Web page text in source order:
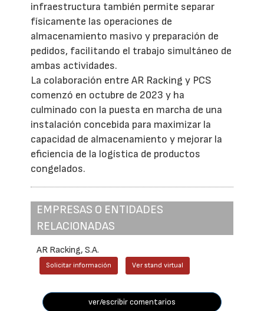
infraestructura también permite separar
físicamente las operaciones de
almacenamiento masivo y preparación de
pedidos, facilitando el trabajo simultáneo de
ambas actividades.
La colaboración entre AR Racking y PCS
comenzó en octubre de 2023 y ha
culminado con la puesta en marcha de una
instalación concebida para maximizar la
capacidad de almacenamiento y mejorar la
eficiencia de la logística de productos
congelados.
EMPRESAS O ENTIDADES
RELACIONADAS
AR Racking, S.A.
Solicitar información Ver stand virtual
ver/escribir comentarios